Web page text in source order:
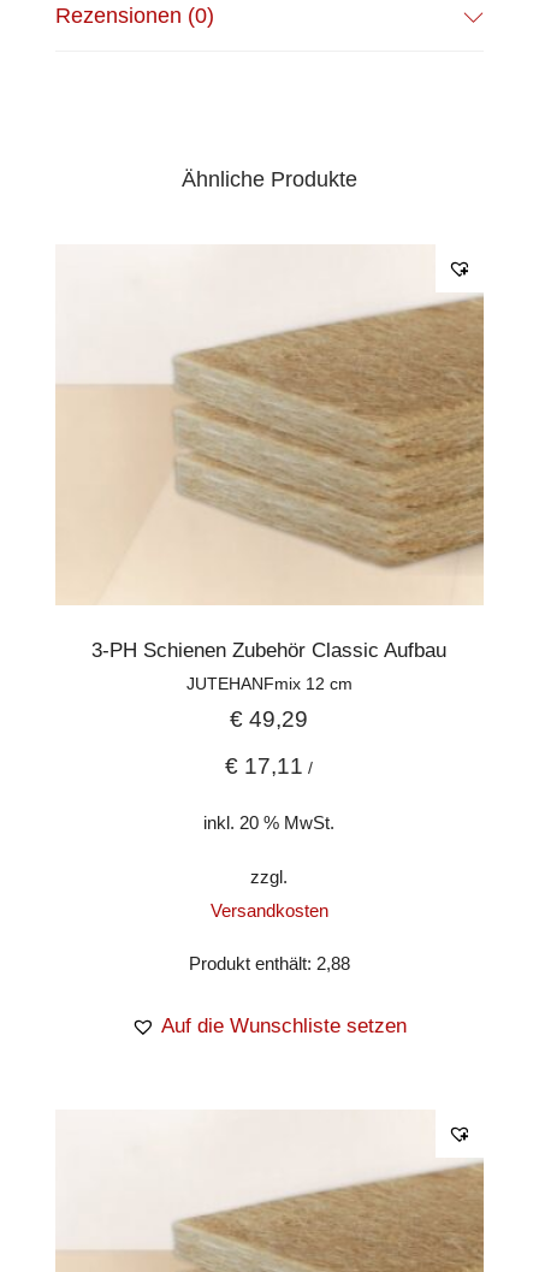
zwischen 40cm und
Rezensionen (0)
Ähnliche Produkte
3-PH Schienen Zubehör Classic Aufbau
JUTEHANFmix 12 cm
€ 49,29
€ 17,11 /
inkl. 20 % MwSt.
zzgl.
Versandkosten
Produkt enthält: 2,88
Auf die Wunschliste setzen